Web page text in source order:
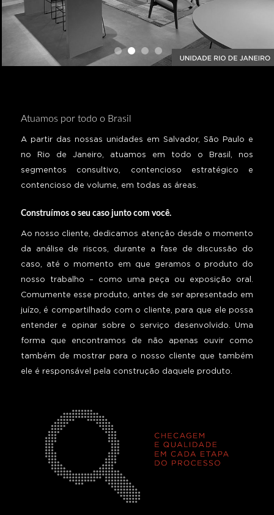
Atuamos por todo o Brasil
A partir das nossas unidades em Salvador, São Paulo e
no Rio de Janeiro, atuamos em todo o Brasil, nos
segmentos consultivo, contencioso estratégico e
contencioso de volume, em todas as áreas.
Construímos o seu caso junto com você.
Ao nosso cliente, dedicamos atenção desde o momento
da análise de riscos, durante a fase de discussão do
caso, até o momento em que geramos o produto do
nosso trabalho – como uma peça ou exposição oral.
Comumente esse produto, antes de ser apresentado em
juízo, é compartilhado com o cliente, para que ele possa
entender e opinar sobre o serviço desenvolvido. Uma
forma que encontramos de não apenas ouvir como
também de mostrar para o nosso cliente que também
ele é responsável pela construção daquele produto.